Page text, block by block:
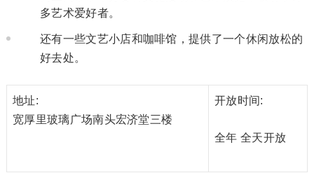
多艺术爱好者。
还有一些文艺小店和咖啡馆，提供了一个休闲放松的
好去处。
地址:
宽厚里玻璃广场南头宏济堂三楼
开放时间:
全年 全天开放